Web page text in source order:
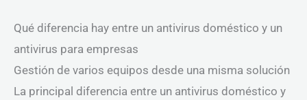
Qué diferencia hay entre un antivirus doméstico y un
antivirus para empresas
Gestión de varios equipos desde una misma solución
La principal diferencia entre un antivirus doméstico y